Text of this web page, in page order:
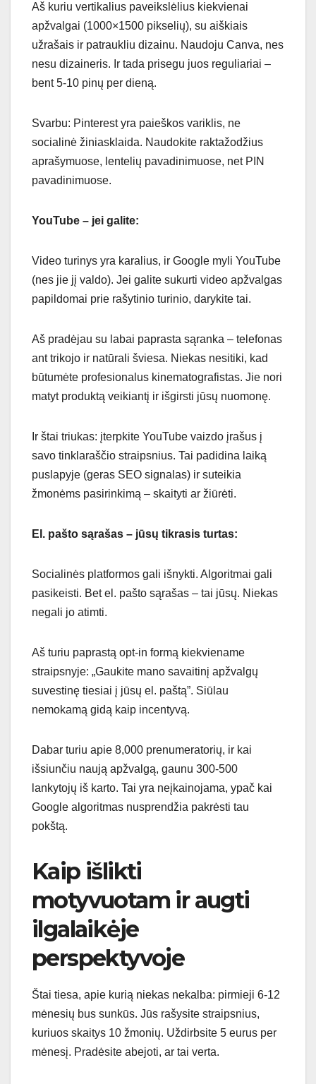
Aš kuriu vertikalius paveikslėlius kiekvienai
apžvalgai (1000×1500 pikselių), su aiškiais
užrašais ir patraukliu dizainu. Naudoju Canva, nes
nesu dizaineris. Ir tada prisegu juos reguliariai –
bent 5-10 pinų per dieną.
Svarbu: Pinterest yra paieškos variklis, ne
socialinė žiniasklaida. Naudokite raktažodžius
aprašymuose, lentelių pavadinimuose, net PIN
pavadinimuose.
YouTube – jei galite:
Video turinys yra karalius, ir Google myli YouTube
(nes jie jį valdo). Jei galite sukurti video apžvalgas
papildomai prie rašytinio turinio, darykite tai.
Aš pradėjau su labai paprasta sąranka – telefonas
ant trikojo ir natūrali šviesa. Niekas nesitiki, kad
būtumėte profesionalus kinematografistas. Jie nori
matyt produktą veikiantį ir išgirsti jūsų nuomonę.
Ir štai triukas: įterpkite YouTube vaizdo įrašus į
savo tinklaraščio straipsnius. Tai padidina laiką
puslapyje (geras SEO signalas) ir suteikia
žmonėms pasirinkimą – skaityti ar žiūrėti.
El. pašto sąrašas – jūsų tikrasis turtas:
Socialinės platformos gali išnykti. Algoritmai gali
pasikeisti. Bet el. pašto sąrašas – tai jūsų. Niekas
negali jo atimti.
Aš turiu paprastą opt-in formą kiekviename
straipsnyje: „Gaukite mano savaitinį apžvalgų
suvestinę tiesiai į jūsų el. paštą”. Siūlau
nemokamą gidą kaip incentyvą.
Dabar turiu apie 8,000 prenumeratorių, ir kai
išsiunčiu naują apžvalgą, gaunu 300-500
lankytojų iš karto. Tai yra neįkainojama, ypač kai
Google algoritmas nusprendžia pakrėsti tau
pokštą.
Kaip išlikti
motyvuotam ir augti
ilgalaikėje
perspektyvoje
Štai tiesa, apie kurią niekas nekalba: pirmieji 6-12
mėnesių bus sunkūs. Jūs rašysite straipsnius,
kuriuos skaitys 10 žmonių. Uždirbsite 5 eurus per
mėnesį. Pradėsite abejoti, ar tai verta.